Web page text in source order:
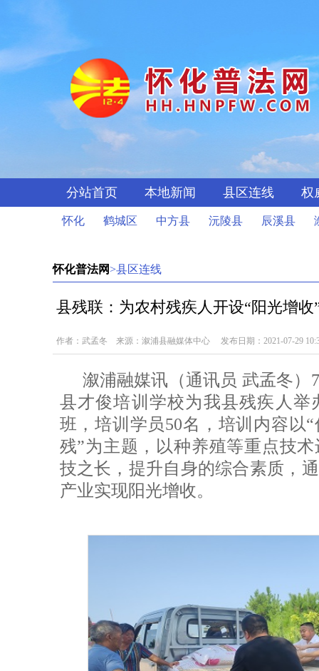
分站首页 本地新闻 县区连线 权
怀化 鹤城区 中方县 沅陵县 辰溪县
怀化普法网>县区连线
县残联：为农村残疾人开设“阳光增收
作者：武孟冬 来源：溆浦县融媒体中心 发布日期：2021-07-29
溆浦融媒讯（通讯员 武孟冬）
县才俊培训学校为我县残疾人举
班，培训学员50名，培训内容以
残”为主题，以种养殖等重点技
技之长，提升自身的综合素质，
产业实现阳光增收。